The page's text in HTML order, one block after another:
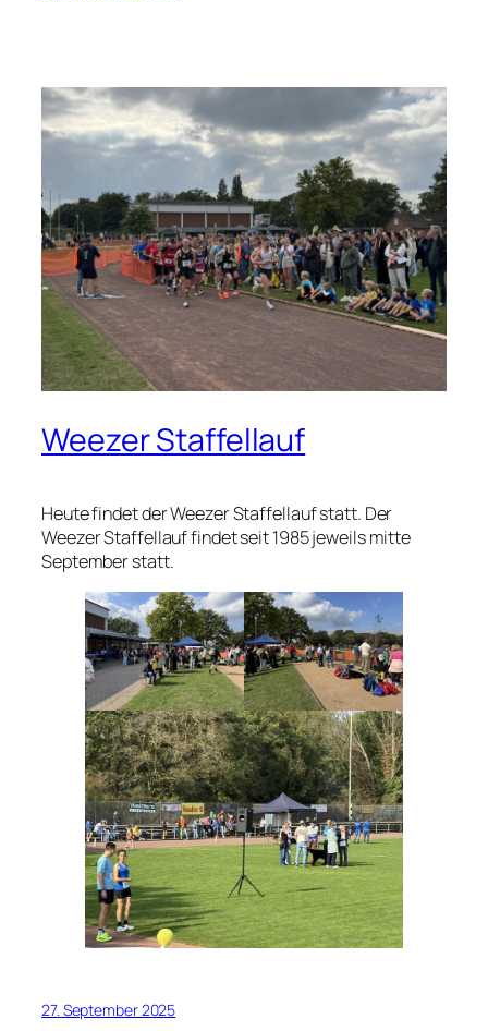
Weezer Staffellauf
Heute findet der Weezer Staffellauf statt. Der
Weezer Staffellauf findet seit 1985 jeweils mitte
September statt.
27. September 2025